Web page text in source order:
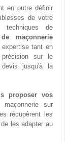
en outre définir
de votre
de
maçonnerie
tant en
sur le
jusqu'à la
proposer vos
sur
récupèrent les
les adapter au